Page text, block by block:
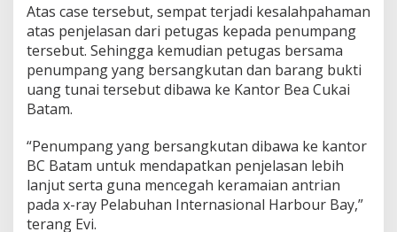
Atas case tersebut, sempat terjadi kesalahpahaman
atas penjelasan dari petugas kepada penumpang
tersebut. Sehingga kemudian petugas bersama
penumpang yang bersangkutan dan barang bukti
uang tunai tersebut dibawa ke Kantor Bea Cukai
Batam.
“Penumpang yang bersangkutan dibawa ke kantor
BC Batam untuk mendapatkan penjelasan lebih
lanjut serta guna mencegah keramaian antrian
pada x-ray Pelabuhan Internasional Harbour Bay,”
terang Evi.